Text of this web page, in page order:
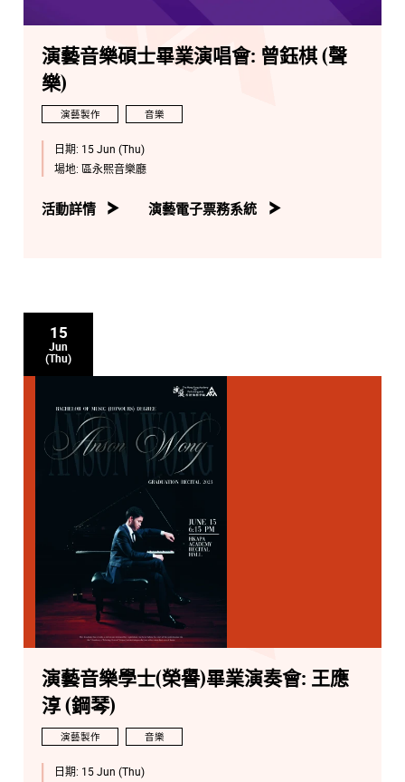
演藝音樂碩士畢業演唱會: 曾鈺棋 (聲
樂)
演藝製作 音樂
日期: 15 Jun (Thu)
場地: 區永熙音樂廳
活動詳情 演藝電子票務系統
15
Jun
(Thu)
演藝音樂學士(榮譽)畢業演奏會: 王應
淳 (鋼琴)
演藝製作 音樂
日期: 15 Jun (Thu)